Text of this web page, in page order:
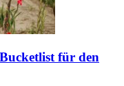
Bucketlist für den